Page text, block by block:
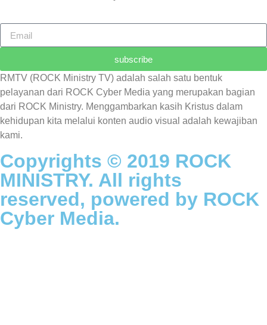
subscribe
RMTV (ROCK Ministry TV) adalah salah satu bentuk
pelayanan dari ROCK Cyber Media yang merupakan bagian
dari ROCK Ministry. Menggambarkan kasih Kristus dalam
kehidupan kita melalui konten audio visual adalah kewajiban
kami.
Copyrights © 2019 ROCK
MINISTRY. All rights
reserved, powered by ROCK
Cyber Media.